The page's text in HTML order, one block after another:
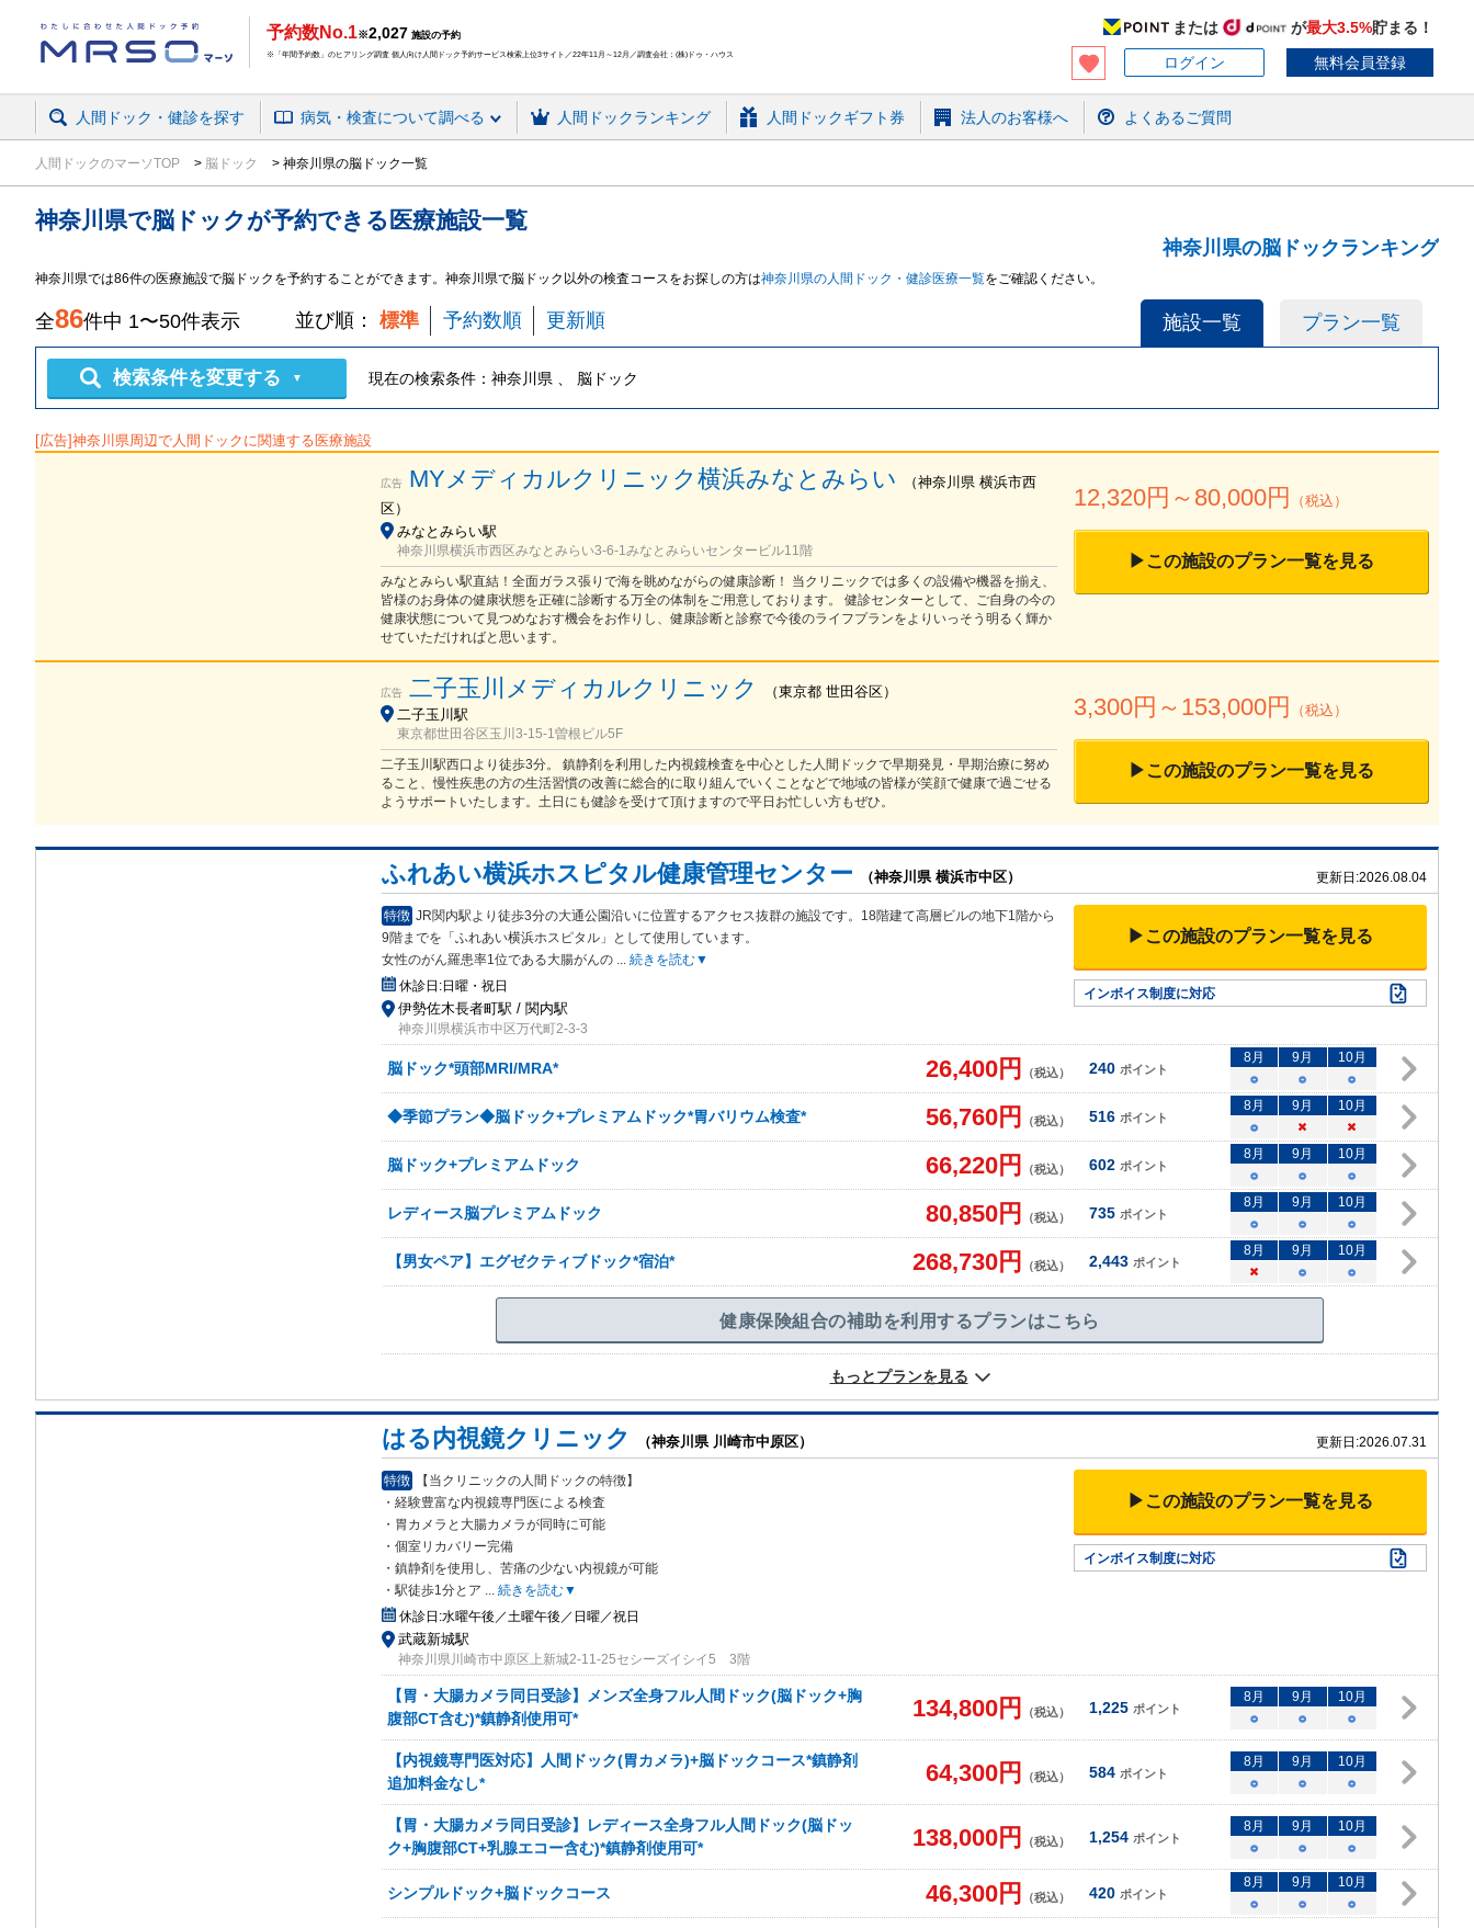
予約数No.1※2,027 施設の予約
※「年間予約数」のヒアリング調査 個人向け人間ドック予約サービス検索上位3サイト／22年11月～12月／調査会社：(株)ドゥ・ハウス
または が最大3.5%貯まる！
ログイン
無料会員登録
人間ドック・健診を探す 病気・検査について調べる 人間ドックランキング 人間ドックギフト券 法人のお客様へ よくあるご質問
人間ドックのマーソTOP 脳ドック 神奈川県の脳ドック一覧
神奈川県で脳ドックが予約できる 医療施設一覧
神奈川県の脳ドックランキング
神奈川県では86件の医療施設で脳ドック を予約することができます。 神奈川県で脳ドック 以外の検査コースをお探しの方は神奈川県の人間ドック・健診医療一覧をご確認ください。
施設一覧 プラン一覧
全86件中 1〜50件表示 並び順： 標準 予約数順 更新順
検索条件を変更する ▼ 現在の検索条件： 神奈川県 、 脳ドック
[広告]神奈川県周辺で人間ドックに関連する医療施設
広告 MYメディカルクリニック横浜みなとみらい （神奈川県 横浜市西
区）
みなとみらい駅
神奈川県横浜市西区みなとみらい3-6-1みなとみらいセンタービル11階
みなとみらい駅直結！全面ガラス張りで海を眺めながらの健康診断！ 当クリニックでは多くの設備や機器を揃え、
皆様のお身体の健康状態を正確に診断する万全の体制をご用意しております。 健診センターとして、ご自身の今の
健康状態について見つめなおす機会をお作りし、健康診断と診察で今後のライフプランをよりいっそう明るく輝か
せていただければと思います。
12,320円～ 80,000円 （税込）
▶この施設のプラン一覧を見る
広告 二子玉川メディカルクリニック （東京都 世田谷区）
二子玉川駅
東京都世田谷区玉川3-15-1曽根ビル5F
二子玉川駅西口より徒歩3分。 鎮静剤を利用した内視鏡検査を中心とした人間ドックで早期発見・早期治療に努め
ること、慢性疾患の方の生活習慣の改善に総合的に取り組んでいくことなどで地域の皆様が笑顔で健康で過ごせる
ようサポートいたします。土日にも健診を受けて頂けますので平日お忙しい方もぜひ。
3,300円～ 153,000円 （税込）
▶この施設のプラン一覧を見る
ふれあい横浜ホスピタル健康管理センター （神奈川県 横浜市中区） 更新日:2026.08.04
特徴 JR関内駅より徒歩3分の大通公園沿いに位置するアクセス抜群の施設です。18階建て高層ビルの地下1階から
9階までを「ふれあい横浜ホスピタル」として使用しています。
女性のがん羅患率1位である大腸がんの ... 続きを読む▼
休診日:日曜・祝日
伊勢佐木長者町駅 / 関内駅
神奈川県横浜市中区万代町2-3-3
▶この施設のプラン一覧を見る
インボイス制度に対応
脳ドック*頭部MRI/MRA* 26,400円 （税込） 240 ポイント
8月 9月 10月
○
○ ○
◆季節プラン◆脳ドック+プレミアムドック*胃バリウム検査* 56,760円 （税込） 516 ポイント
8月 9月 10月
○
× ×
脳ドック+プレミアムドック 66,220円 （税込） 602 ポイント
8月 9月 10月
○
○ ○
レディース脳プレミアムドック 80,850円 （税込） 735 ポイント
8月 9月 10月
○
○ ○
【男女ペア】エグゼクティブドック*宿泊* 268,730円 （税込） 2,443 ポイント
8月 9月 10月
×
○ ○
健康保険組合の補助を利用するプランはこちら
もっとプランを見る
はる内視鏡クリニック （神奈川県 川崎市中原区） 更新日:2026.07.31
特徴
【当クリニックの人間ドックの特徴】
・経験豊富な内視鏡専門医による検査
・胃カメラと大腸カメラが同時に可能
・個室リカバリー完備
・鎮静剤を使用し、苦痛の少ない内視鏡が可能
・駅徒歩1分とア ... 続きを読む▼
休診日:水曜午後／土曜午後／日曜／祝日
武蔵新城駅
神奈川県川崎市中原区上新城2-11-25セシーズイシイ5 3階
▶この施設のプラン一覧を見る
インボイス制度に対応
【胃・大腸カメラ同日受診】メンズ全身フル人間ドック(脳ドック+胸
腹部CT含む)*鎮静剤使用可*
134,800円 （税込） 1,225 ポイント
8月 9月 10月
○
○ ○
【内視鏡専門医対応】人間ドック(胃カメラ)+脳ドックコース*鎮静剤
追加料金なし*
64,300円 （税込） 584 ポイント
8月 9月 10月
○
○ ○
【胃・大腸カメラ同日受診】レディース全身フル人間ドック(脳ドッ
ク+胸腹部CT+乳腺エコー含む)*鎮静剤使用可*
138,000円 （税込） 1,254 ポイント
8月 9月 10月
○
○ ○
シンプルドック+脳ドックコース 46,300円 （税込） 420 ポイント
8月 9月 10月
○
○ ○